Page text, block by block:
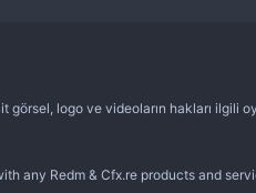
logo ve videoların hakları ilgili
any Redm & Cfx.re products and